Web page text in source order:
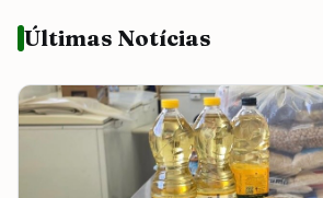
Últimas Notícias